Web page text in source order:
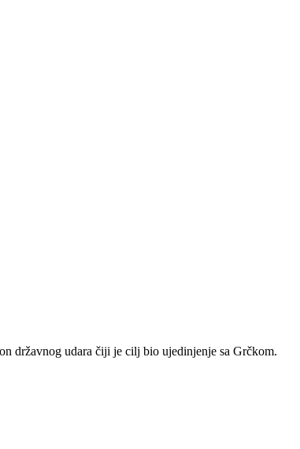
državnog udara čiji je cilj bio ujedinjenje sa Grčkom.